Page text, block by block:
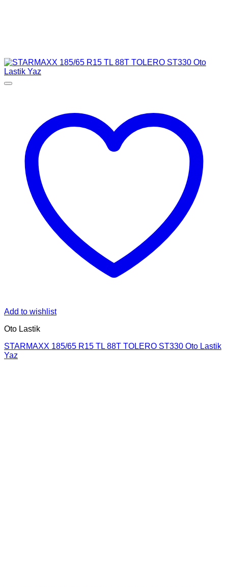
Add to wishlist
Oto Lastik
STARMAXX 185/65 R15 TL 88T TOLERO ST330 Oto Lastik
Yaz